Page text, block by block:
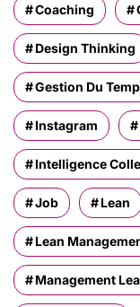
Coaching
Design Thinking
Gestion Du
Instagram
Intelligence
Job Lean
Lean
Management